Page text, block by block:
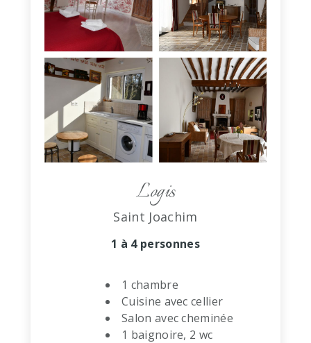
Logis
Saint Joachim
1 à 4 personnes
1 chambre
Cuisine avec cellier
Salon avec cheminée
1 baignoire, 2 wc